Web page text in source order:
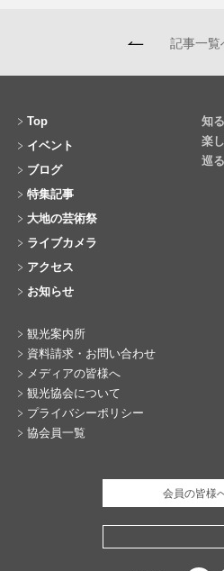
記事一覧
Top
イベント
ブログ
特集記事
大地の芸術祭
ライブカメラ
アクセス
お知らせ
知る
楽
巡る
観光案内所
資料請求・お問い合わせ
メディアの皆様へ
観光協会について
プライバシーポリシー
協会員一覧
会員の皆様